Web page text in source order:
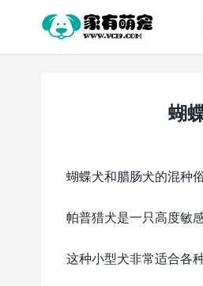
蝴
蝴蝶犬和腊肠犬的混种
帕普猎犬是一只高度敏
这种小型犬非常适合各